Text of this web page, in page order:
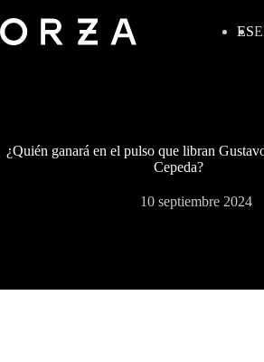
ES
¿Quién ganará en el pulso que libran
Cepeda?
10 septiembre 2024